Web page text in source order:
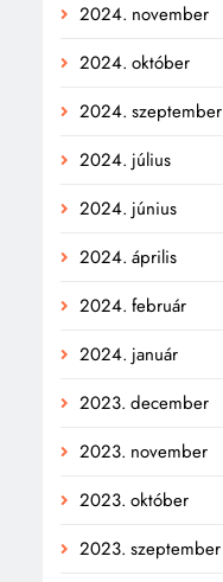
2024. november
2024. október
2024. szeptember
2024. július
2024. június
2024. április
2024. február
2024. január
2023. december
2023. november
2023. október
2023. szeptember